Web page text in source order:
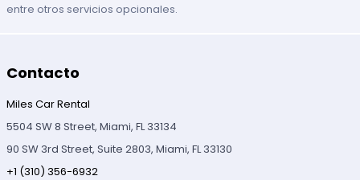
entre otros servicios opcionales.
Contacto
Miles Car Rental
5504 SW 8 Street, Miami, FL 33134
90 SW 3rd Street, Suite 2803, Miami, FL 33130
+1 (310) 356-6932